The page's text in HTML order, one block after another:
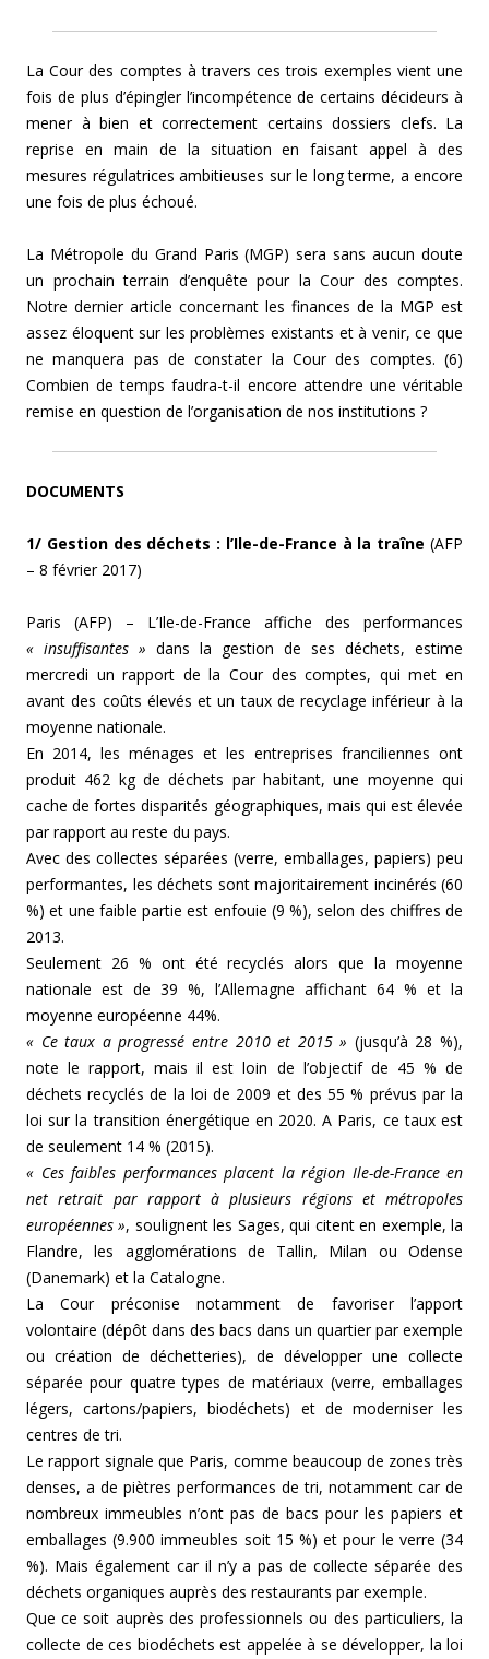
La Cour des comptes à travers ces trois exemples vient une
fois de plus d’épingler l’incompétence de certains décideurs à
mener à bien et correctement certains dossiers clefs. La
reprise en main de la situation en faisant appel à des
mesures régulatrices ambitieuses sur le long terme, a encore
une fois de plus échoué.
La Métropole du Grand Paris (MGP) sera sans aucun doute
un prochain terrain d’enquête pour la Cour des comptes.
Notre dernier article concernant les finances de la MGP est
assez éloquent sur les problèmes existants et à venir, ce que
ne manquera pas de constater la Cour des comptes. (6)
Combien de temps faudra-t-il encore attendre une véritable
remise en question de l’organisation de nos institutions ?
DOCUMENTS
1/ Gestion des déchets : l’Ile-de-France à la traîne (AFP
– 8 février 2017)
Paris (AFP) – L’Ile-de-France affiche des performances
« insuffisantes » dans la gestion de ses déchets, estime
mercredi un rapport de la Cour des comptes, qui met en
avant des coûts élevés et un taux de recyclage inférieur à la
moyenne nationale.
En 2014, les ménages et les entreprises franciliennes ont
produit 462 kg de déchets par habitant, une moyenne qui
cache de fortes disparités géographiques, mais qui est élevée
par rapport au reste du pays.
Avec des collectes séparées (verre, emballages, papiers) peu
performantes, les déchets sont majoritairement incinérés (60
%) et une faible partie est enfouie (9 %), selon des chiffres de
2013.
Seulement 26 % ont été recyclés alors que la moyenne
nationale est de 39 %, l’Allemagne affichant 64 % et la
moyenne européenne 44%.
« Ce taux a progressé entre 2010 et 2015 » (jusqu’à 28 %),
note le rapport, mais il est loin de l’objectif de 45 % de
déchets recyclés de la loi de 2009 et des 55 % prévus par la
loi sur la transition énergétique en 2020. A Paris, ce taux est
de seulement 14 % (2015).
« Ces faibles performances placent la région Ile-de-France en
net retrait par rapport à plusieurs régions et métropoles
européennes », soulignent les Sages, qui citent en exemple, la
Flandre, les agglomérations de Tallin, Milan ou Odense
(Danemark) et la Catalogne.
La Cour préconise notamment de favoriser l’apport
volontaire (dépôt dans des bacs dans un quartier par exemple
ou création de déchetteries), de développer une collecte
séparée pour quatre types de matériaux (verre, emballages
légers, cartons/papiers, biodéchets) et de moderniser les
centres de tri.
Le rapport signale que Paris, comme beaucoup de zones très
denses, a de piètres performances de tri, notamment car de
nombreux immeubles n’ont pas de bacs pour les papiers et
emballages (9.900 immeubles soit 15 %) et pour le verre (34
%). Mais également car il n’y a pas de collecte séparée des
déchets organiques auprès des restaurants par exemple.
Que ce soit auprès des professionnels ou des particuliers, la
collecte de ces biodéchets est appelée à se développer, la loi